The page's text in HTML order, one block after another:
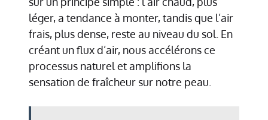
léger, a tendance à monter, tandis que l’air
frais, plus dense, reste au niveau du sol. En
créant un flux d’air, nous accélérons ce
processus naturel et amplifions la
sensation de fraîcheur sur notre peau.